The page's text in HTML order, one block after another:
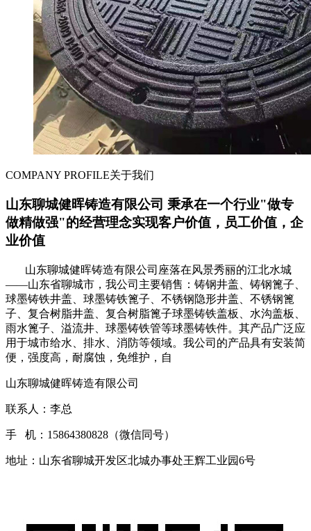
COMPANY PROFILE关于我们
山东聊城健晖铸造有限公司 秉承在一个行业"做专
做精做强"的经营理念实现客户价值，员工价值，企
业价值
山东聊城健晖铸造有限公司座落在风景秀丽的江北水城
——山东省聊城市，我公司主要销售：铸钢井盖、铸钢篦子、
球墨铸铁井盖、球墨铸铁篦子、不锈钢隐形井盖、不锈钢篦
子、复合树脂井盖、复合树脂篦子球墨铸铁盖板、水沟盖板、
雨水篦子、溢流井、球墨铸铁管等球墨铸铁件。其产品广泛应
用于城市给水、排水、消防等领域。我公司的产品具有安装简
便，强度高，耐腐蚀，免维护，自
山东聊城健晖铸造有限公司
联系人：李总
手 机：15864380828（微信同号）
地址：山东省聊城开发区北城办事处王辉工业园6号